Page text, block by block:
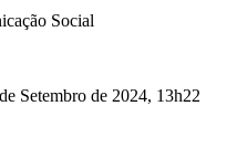
Social
Setembro de 2024, 13h22